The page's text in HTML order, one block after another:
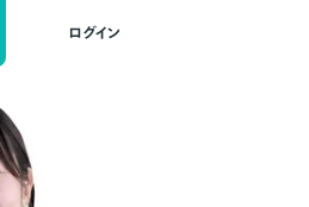
ログイン